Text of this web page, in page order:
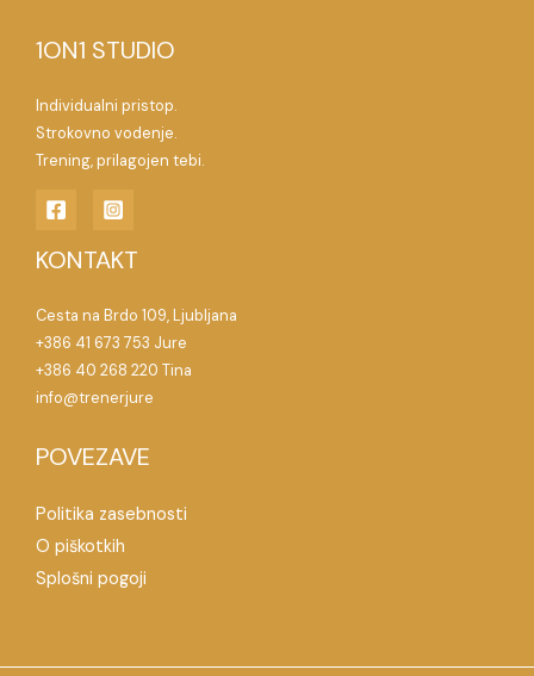
1ON1 STUDIO
Individualni pristop.
Strokovno vodenje.
Trening, prilagojen tebi.
KONTAKT
Cesta na Brdo 109, Ljubljana
+386 41 673 753 Jure
+386 40 268 220 Tina
info@trenerjure
POVEZAVE
Politika zasebnosti
O piškotkih
Splošni pogoji